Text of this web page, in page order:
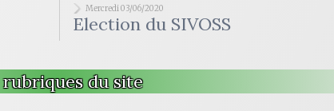
Mercredi 03/06/2020
Election du SIVOSS
rubriques du site